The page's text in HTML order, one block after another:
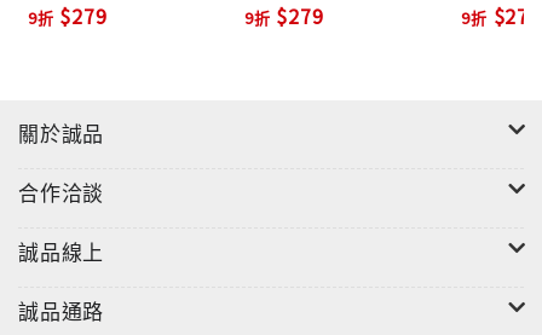
9折 $279 9折 $279 9折 $279
關於誠品
合作洽談
誠品線上
誠品通路